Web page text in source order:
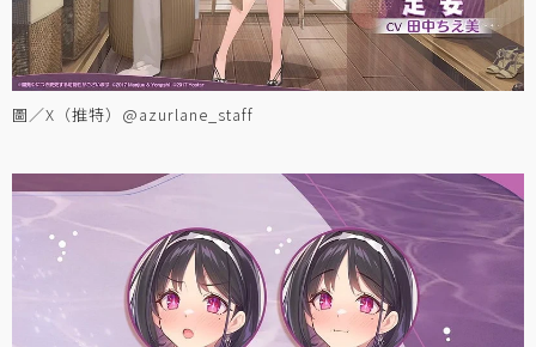
圖／X（推特）@azurlane_staff